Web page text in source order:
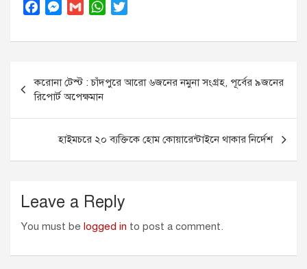
c
o
k
M
s
e
n
e
r
G
a
W
a
A
p
i
e
navigation
করোনা টেস্ট : চাঁদপুরে আরো ৬জনের নমুনা সংগ্রহ, পূর্বের ৯জনের
রিপোর্ট অপেক্ষমান
হাইমচরে ২০ ব্যক্তিকে হোম কোয়ারেন্টাইনে থাকার নির্দেশ
Leave a Reply
You must be logged in to post a comment.